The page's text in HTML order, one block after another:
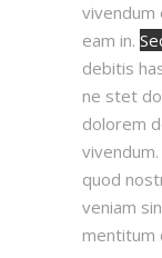
vivendum
eam in.
debitis
ne stet
dolorem
quod
veniam
mentitum